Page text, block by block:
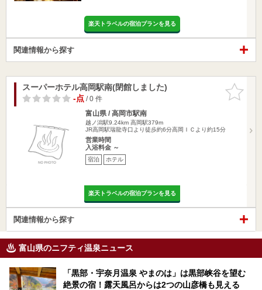
楽天トラベルの宿泊プランを見る
関連情報から探す
お気に入
りに追加
スーパーホテル高岡駅南(閉館しました)
-点/ 0 件
富山県 / 高岡市駅南
越ノ潟駅9.24km 高岡駅379m
JR高岡駅瑞龍寺口より徒歩約6分高岡ＩＣより約15分
営業時間
入浴料金 ～
宿泊 ホテル
楽天トラベルの宿泊プランを見る
関連情報から探す
富山県のニフティ温泉ニュース
「黒部・宇奈月温泉 やまのは」は黒部峡谷を望む
絶景の宿！露天風呂からは2つの山彦橋も見える